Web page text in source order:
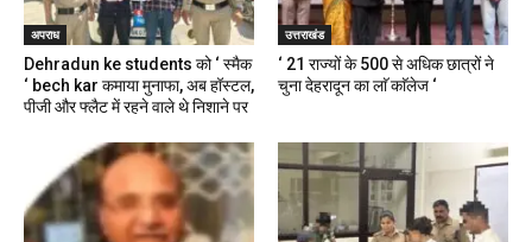
अपराध
Dehradun ke students को ‘ स्मैक
‘ bech kar कमाया मुनाफा, अब हॉस्टल,
पीजी और फ्लैट में रहने वाले थे निशाने पर
उत्तराखंड
‘ 21 राज्यों के 500 से अधिक छात्रों ने
चुना देहरादून का लाॅ काॅलेज ‘